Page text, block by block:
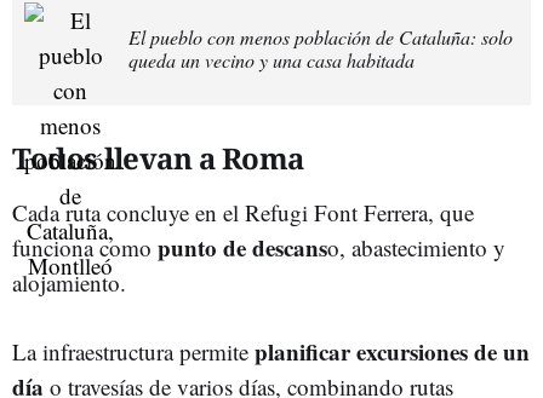
El pueblo con menos población de Cataluña: solo
queda un vecino y una casa habitada
Todos llevan a Roma
Cada ruta concluye en el Refugi Font Ferrera, que
funciona como punto de descanso, abastecimiento y
alojamiento.
La infraestructura permite planificar excursiones de un
día o travesías de varios días, combinando rutas